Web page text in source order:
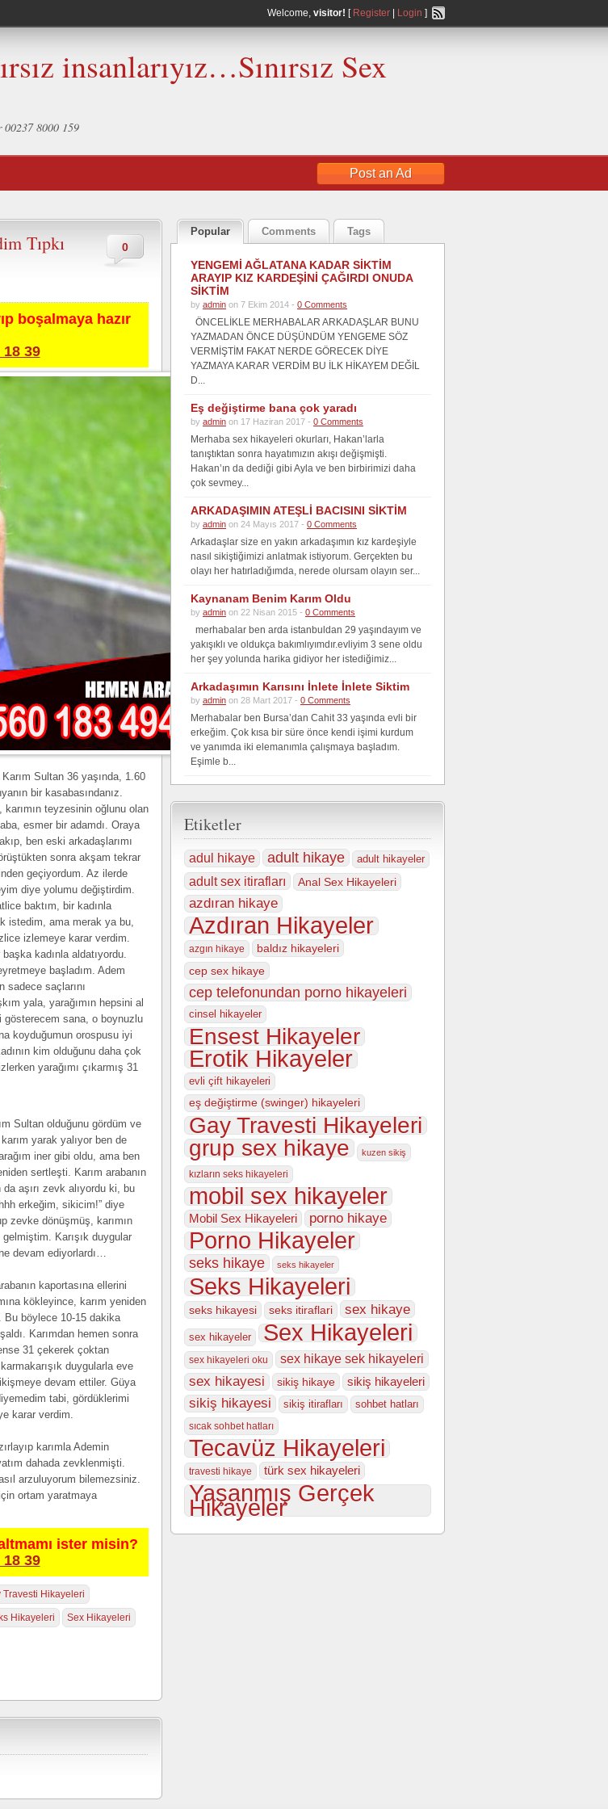
Welcome, visitor! [ Register Login ]
insanlarıyız…Sınırsız Sex
00237 8000 159
Post an Ad
0
Tıpkı
boşalmaya hazır
18 39
Sultan 36 yaşında, 1.60
bir kasabasındanız.
teyzesinin oğlunu olan
esmer bir adamdı. Oraya
ben eski arkadaşlarımı
sonra akşam tekrar
geçiyordum. Az ilerde
diye yolumu değiştirdim.
baktım, bir kadınla
istedim, ama merak ya bu,
izlemeye karar verdim.
kadınla aldatıyordu.
başladım. Adem
sadece saçlarını
yala, yarağımın hepsini al
gösterecem sana, o boynuzlu
koyduğumun orospusu iyi
kim olduğunu daha çok
yarağımı çıkarmış 31
Sultan olduğunu gördüm ve
yarak yalıyor ben de
iner gibi oldu, ama ben
sertleşti. Karım arabanın
aşırı zevk alıyordu ki, bu
erkeğim, sikicim!” diye
zevke dönüşmüş, karımın
Karışık duygular
devam ediyorlardı…
kaportasına ellerini
kökleyince, karım yeniden
Bu böylece 10-15 dakika
Karımdan hemen sonra
31 çekerek çoktan
duygularla eve
devam ettiler. Güya
tabi, gördüklerimi
karar verdim.
karımla Ademin
dahada zevklenmişti.
arzuluyorum bilemezsiniz.
ortam yaratmaya
ister misin?
18 39
Travesti Hikayeleri
Hikayeleri Sex Hikayeleri
Popular Comments Tags
YENGEMİ AĞLATANA KADAR SİKTİM
ARAYIP KIZ KARDEŞİNİ ÇAĞIRDI ONUDA
SİKTİM
by admin on 7 Ekim 2014 - 0 Comments
ÖNCELİKLE MERHABALAR ARKADAŞLAR BUNU
YAZMADAN ÖNCE DÜŞÜNDÜM YENGEME SÖZ
VERMİŞTİM FAKAT NERDE GÖRECEK DİYE
YAZMAYA KARAR VERDİM BU İLK HİKAYEM DEĞİL
D...
Eş değiştirme bana çok yaradı
by admin on 17 Haziran 2017 - 0 Comments
Merhaba sex hikayeleri okurları, Hakan’larla
tanıştıktan sonra hayatımızın akışı değişmişti.
Hakan’ın da dediği gibi Ayla ve ben birbirimizi daha
çok sevmey...
ARKADAŞIMIN ATEŞLİ BACISINI SİKTİM
by admin on 24 Mayıs 2017 - 0 Comments
Arkadaşlar size en yakın arkadaşımın kız kardeşiyle
nasıl sikiştiğimizi anlatmak istiyorum. Gerçekten bu
olayı her hatırladığımda, nerede olursam olayın ser...
Kaynanam Benim Karım Oldu
by admin on 22 Nisan 2015 - 0 Comments
merhabalar ben arda istanbuldan 29 yaşındayım ve
yakışıklı ve oldukça bakımlıyımdır.evliyim 3 sene oldu
her şey yolunda harika gidiyor her istediğimiz...
Arkadaşımın Karısını İnlete İnlete Siktim
by admin on 28 Mart 2017 - 0 Comments
Merhabalar ben Bursa’dan Cahit 33 yaşında evli bir
erkeğim. Çok kısa bir süre önce kendi işimi kurdum
ve yanımda iki elemanımla çalışmaya başladım.
Eşimle b...
Etiketler
adul hikaye adult hikaye adult hikayeler
adult sex itirafları Anal Sex Hikayeleri
azdıran hikaye
Azdıran Hikayeler
azgın hikaye
baldız hikayeleri
cep sex hikaye
cep telefonundan porno hikayeleri
cinsel hikayeler
Ensest Hikayeler
Erotik Hikayeler
evli çift hikayeleri
eş değiştirme (swinger) hikayeleri
Gay Travesti Hikayeleri
grup sex hikaye
kuzen sikiş
kızların seks hikayeleri
mobil sex hikayeler
Mobil Sex Hikayeleri porno hikaye
Porno Hikayeler
seks hikaye seks hikayeler
Seks Hikayeleri
seks hikayesi seks itiraflari sex hikaye
sex hikayeler Sex Hikayeleri
sex hikayeleri oku sex hikaye sek hikayeleri
sex hikayesi sikiş hikaye sikiş hikayeleri
sikiş hikayesi sikiş itirafları sohbet hatları
sıcak sohbet hatları
Tecavüz Hikayeleri
travesti hikaye türk sex hikayeleri
Yaşanmış Gerçek
Hikayeler